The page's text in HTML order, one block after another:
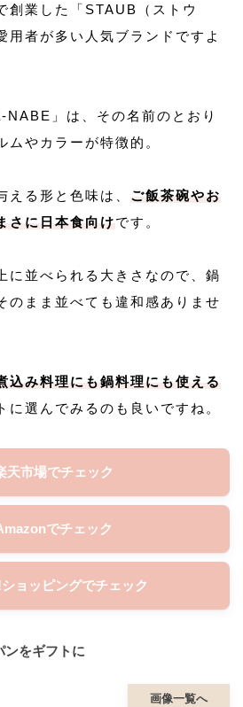
創業した「STAUB（ストウ
用者が多い人気ブランドですよ
NABE」は、その名前のとおり
ムやカラーが特徴的。
える形と色味は、 ご飯茶碗やお
さに日本食向けです。
に並べられる大きさなので、鍋
のまま並べても違和感ありませ
込み料理にも鍋料理にも使える
に選んでみるのも良いですね。
天市場でチェック
でチェック
ョッピングでチェック
ンをギフトに
画像一覧へ